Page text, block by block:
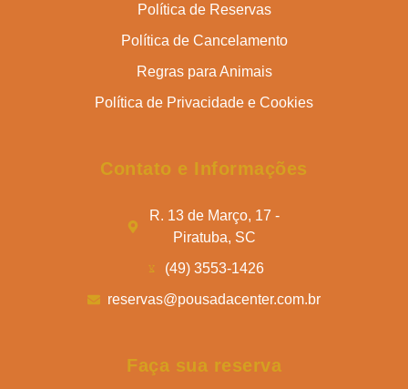
Política de Reservas
Política de Cancelamento
Regras para Animais
Política de Privacidade e Cookies
Contato e Informações
R. 13 de Março, 17 -
Piratuba, SC
(49) 3553-1426
reservas@pousadacenter.com.br
Faça sua reserva